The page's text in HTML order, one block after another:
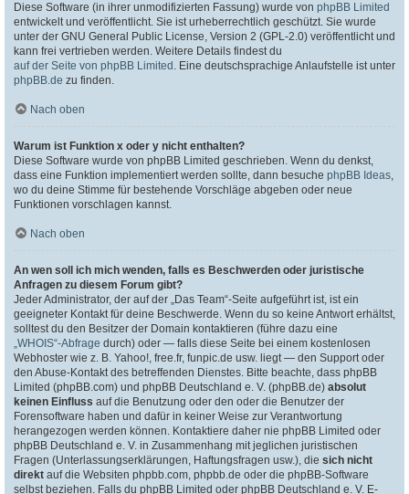
Diese Software (in ihrer unmodifizierten Fassung) wurde von phpBB Limited
entwickelt und veröffentlicht. Sie ist urheberrechtlich geschützt. Sie wurde
unter der GNU General Public License, Version 2 (GPL-2.0) veröffentlicht und
kann frei vertrieben werden. Weitere Details findest du
auf der Seite von phpBB Limited . Eine deutschsprachige Anlaufstelle ist unter
phpBB.de zu finden.
Nach oben
Warum ist Funktion x oder y nicht enthalten?
Diese Software wurde von phpBB Limited geschrieben. Wenn du denkst,
dass eine Funktion implementiert werden sollte, dann besuche phpBB Ideas,
wo du deine Stimme für bestehende Vorschläge abgeben oder neue
Funktionen vorschlagen kannst.
Nach oben
An wen soll ich mich wenden, falls es Beschwerden oder juristische
Anfragen zu diesem Forum gibt?
Jeder Administrator, der auf der „Das Team“-Seite aufgeführt ist, ist ein
geeigneter Kontakt für deine Beschwerde. Wenn du so keine Antwort erhältst,
solltest du den Besitzer der Domain kontaktieren (führe dazu eine
„WHOIS“-Abfrage durch) oder — falls diese Seite bei einem kostenlosen
Webhoster wie z. B. Yahoo!, free.fr, funpic.de usw. liegt — den Support oder
den Abuse-Kontakt des betreffenden Dienstes. Bitte beachte, dass phpBB
Limited (phpBB.com) und phpBB Deutschland e. V. (phpBB.de) absolut
keinen Einfluss auf die Benutzung oder den oder die Benutzer der
Forensoftware haben und dafür in keiner Weise zur Verantwortung
herangezogen werden können. Kontaktiere daher nie phpBB Limited oder
phpBB Deutschland e. V. in Zusammenhang mit jeglichen juristischen
Fragen (Unterlassungserklärungen, Haftungsfragen usw.), die sich nicht
direkt auf die Websiten phpbb.com, phpbb.de oder die phpBB-Software
selbst beziehen. Falls du phpBB Limited oder phpBB Deutschland e. V. E-